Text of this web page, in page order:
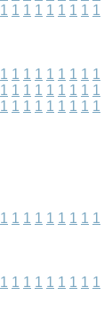
1 1 1 1 1 1 1 1 1
1 1 1 1 1 1 1 1 1
1 1 1 1 1 1 1 1 1
1 1 1 1 1 1 1 1 1
1 1 1 1 1 1 1 1 1
1 1 1 1 1 1 1 1 1